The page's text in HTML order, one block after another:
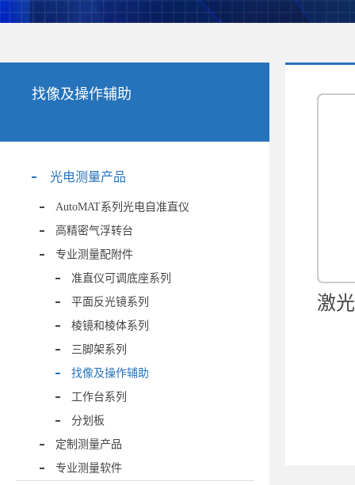
找像及操作辅助
光电测量产品
AutoMAT系列光电自准直仪
高精密气浮转台
专业测量配附件
准直仪可调底座系列
平面反光镜系列
棱镜和棱体系列
三脚架系列
找像及操作辅助
工作台系列
分划板
定制测量产品
专业测量软件
激